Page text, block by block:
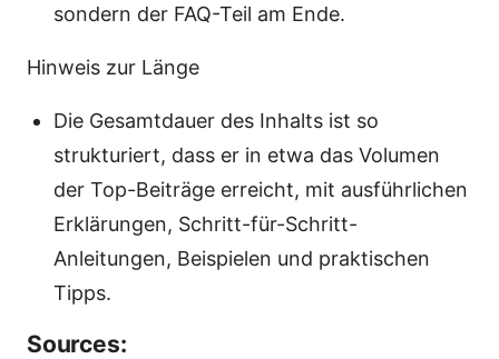
sondern der FAQ-Teil am Ende.
Hinweis zur Länge
Die Gesamtdauer des Inhalts ist so
strukturiert, dass er in etwa das Volumen
der Top-Beiträge erreicht, mit ausführlichen
Erklärungen, Schritt-für-Schritt-
Anleitungen, Beispielen und praktischen
Tipps.
Sources: